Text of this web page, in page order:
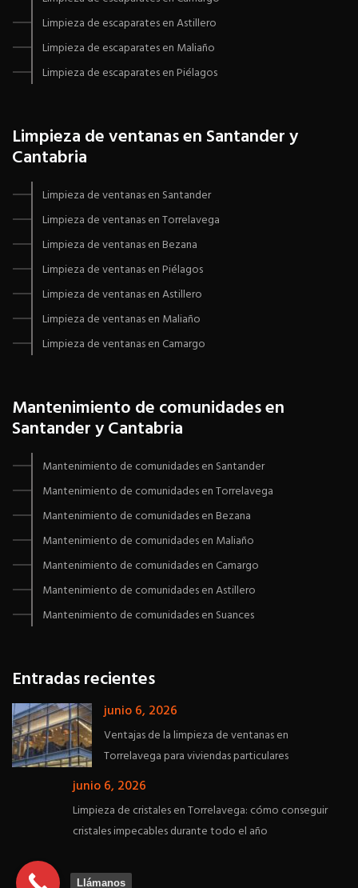
Limpieza de escaparates en Astillero
Limpieza de escaparates en Maliaño
Limpieza de escaparates en Piélagos
Limpieza de ventanas en Santander y
Cantabria
Limpieza de ventanas en Santander
Limpieza de ventanas en Torrelavega
Limpieza de ventanas en Bezana
Limpieza de ventanas en Piélagos
Limpieza de ventanas en Astillero
Limpieza de ventanas en Maliaño
Limpieza de ventanas en Camargo
Mantenimiento de comunidades en
Santander y Cantabria
Mantenimiento de comunidades en Santander
Mantenimiento de comunidades en Torrelavega
Mantenimiento de comunidades en Bezana
Mantenimiento de comunidades en Maliaño
Mantenimiento de comunidades en Camargo
Mantenimiento de comunidades en Astillero
Mantenimiento de comunidades en Suances
Entradas recientes
junio 6, 2026
Ventajas de la limpieza de ventanas en
Torrelavega para viviendas particulares
junio 6, 2026
Limpieza de cristales en Torrelavega: cómo conseguir
cristales impecables durante todo el año
Llámanos